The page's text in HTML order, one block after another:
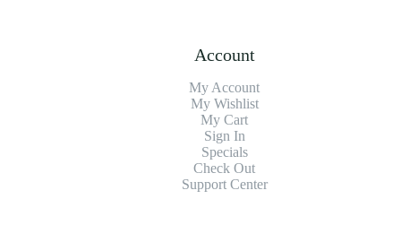
Account
My Account
My Wishlist
My Cart
Sign In
Specials
Check Out
Support Center